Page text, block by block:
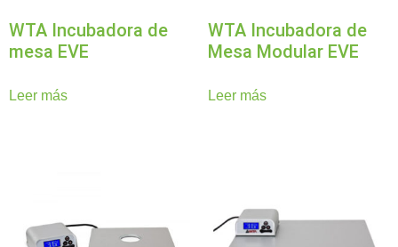
WTA Incubadora de
mesa EVE
Leer más
WTA Incubadora de
Mesa Modular EVE
Leer más